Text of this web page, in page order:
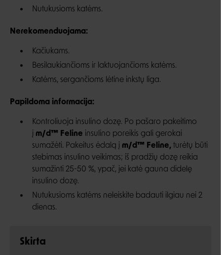
Nutukusioms katėms.
Nerekomenduojama:
Kačiukams.
Besilaukiančioms ir laktuojančioms katėms.
Katėms, sergančioms lėtine inkstų liga.
Papildoma informacija:
Kontroliuoja insulino dozę. Po pašaro pakeitimo
į m/d™ Feline insulino poreikis gali gerokai
sumažėti. Pakeitus ėdalą į m/d™ Feline, turėtų būti
stebimas insulino veikimas; iš pradžių dozę reikia
sumažinti 25-50 %, ypač, jei katė gauna didelę
insulino dozę.
Nutukusioms katėms neleiskite badauti ilgiau nei 2
dienas.
Skirta